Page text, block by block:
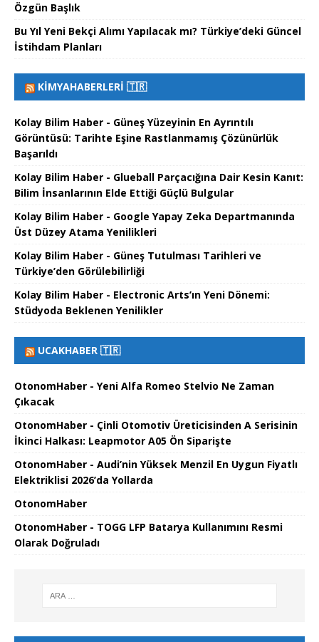
Özgün Başlık
Bu Yıl Yeni Bekçi Alımı Yapılacak mı? Türkiye’deki Güncel
İstihdam Planları
KIMYAHABERLERI 🇹🇷
Kolay Bilim Haber - Güneş Yüzeyinin En Ayrıntılı
Görüntüsü: Tarihte Eşine Rastlanmamış Çözünürlük
Başarıldı
Kolay Bilim Haber - Glueball Parçacığına Dair Kesin Kanıt:
Bilim İnsanlarının Elde Ettiği Güçlü Bulgular
Kolay Bilim Haber - Google Yapay Zeka Departmanında
Üst Düzey Atama Yenilikleri
Kolay Bilim Haber - Güneş Tutulması Tarihleri ve
Türkiye’den Görülebilirliği
Kolay Bilim Haber - Electronic Arts’ın Yeni Dönemi:
Stüdyoda Beklenen Yenilikler
UCAKHABER 🇹🇷
OtonomHaber - Yeni Alfa Romeo Stelvio Ne Zaman
Çıkacak
OtonomHaber - Çinli Otomotiv Üreticisinden A Serisinin
İkinci Halkası: Leapmotor A05 Ön Siparişte
OtonomHaber - Audi’nin Yüksek Menzil En Uygun Fiyatlı
Elektriklisi 2026’da Yollarda
OtonomHaber
OtonomHaber - TOGG LFP Batarya Kullanımını Resmi
Olarak Doğruladı